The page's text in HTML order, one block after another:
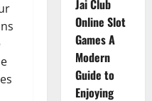
Jai Club
Online Slot
Games A
Modern
Guide to
Enjoying